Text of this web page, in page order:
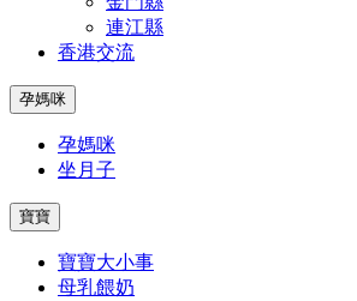
連江縣
香港交流
孕媽咪
孕媽咪
坐月子
寶寶
寶寶大小事
母乳餵奶